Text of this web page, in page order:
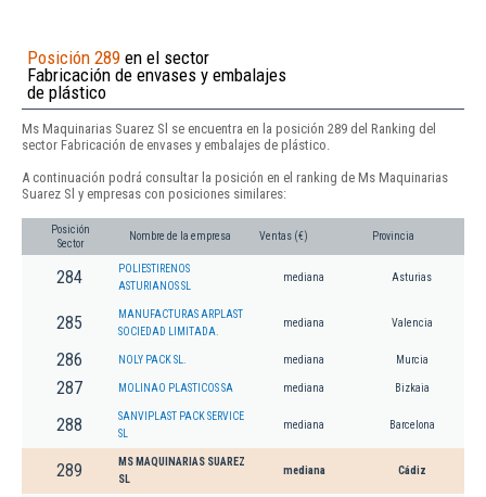
Posición 289 en el sector
Fabricación de envases y embalajes
de plástico
Ms Maquinarias Suarez Sl se encuentra en la posición 289 del Ranking del
sector Fabricación de envases y embalajes de plástico.
A continuación podrá consultar la posición en el ranking de Ms Maquinarias
Suarez Sl y empresas con posiciones similares:
Posición
Sector
Nombre de la empresa Ventas (€) Provincia
284
POLIESTIRENOS
ASTURIANOS SL
mediana Asturias
285
MANUFACTURAS ARPLAST
SOCIEDAD LIMITADA.
mediana Valencia
286 NOLY PACK SL. mediana Murcia
287 MOLINAO PLASTICOS SA mediana Bizkaia
288
SANVIPLAST PACK SERVICE
SL
mediana Barcelona
289
MS MAQUINARIAS SUAREZ
SL
mediana Cádiz